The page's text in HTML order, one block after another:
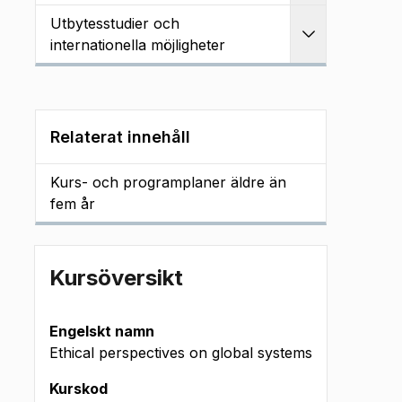
Utbytesstudier och
internationella möjligheter
Relaterat innehåll
Kurs- och programplaner äldre än
fem år
Kursöversikt
Engelskt namn
Ethical perspectives on global systems
Kurskod